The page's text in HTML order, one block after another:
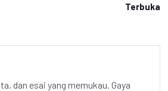
Terbuka
dan esai yang memukau. Gaya